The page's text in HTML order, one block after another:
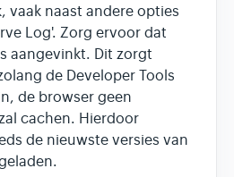
vaak naast andere opties
Log'. Zorg ervoor dat
aangevinkt. Dit zorgt
de Developer Tools
de browser geen
cachen. Hierdoor
de nieuwste versies van